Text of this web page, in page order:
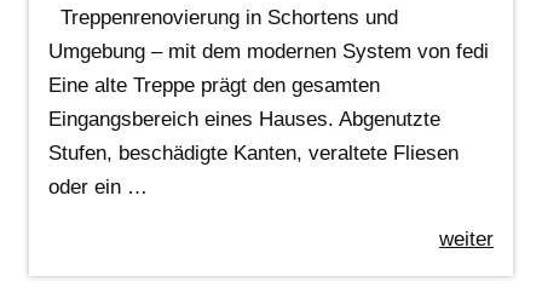
Treppenrenovierung in Schortens und
Umgebung – mit dem modernen System von fedi
Eine alte Treppe prägt den gesamten
Eingangsbereich eines Hauses. Abgenutzte
Stufen, beschädigte Kanten, veraltete Fliesen
oder ein …
weiter